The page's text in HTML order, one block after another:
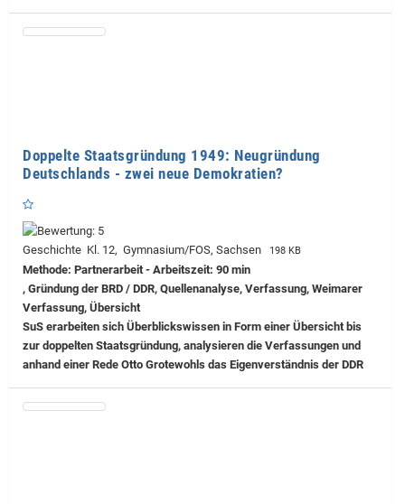
Doppelte Staatsgründung 1949: Neugründung
Deutschlands - zwei neue Demokratien?
Geschichte Kl. 12, Gymnasium/FOS, Sachsen 198 KB
Methode: Partnerarbeit - Arbeitszeit: 90 min
, Gründung der BRD / DDR, Quellenanalyse, Verfassung, Weimarer
Verfassung, Übersicht
SuS erarbeiten sich Überblickswissen in Form einer Übersicht bis
zur doppelten Staatsgründung, analysieren die Verfassungen und
anhand einer Rede Otto Grotewohls das Eigenverständnis der DDR